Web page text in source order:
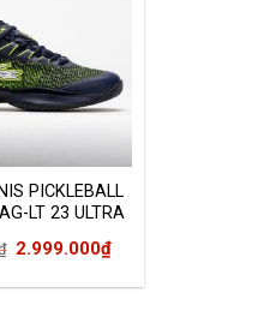
PICKLEBALL
LT 23 ULTRA
Giá
2.999.000₫Giá